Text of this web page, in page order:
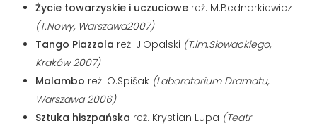
Życie towarzyskie i uczuciowe reż. M.Bednarkiewicz
(T.Nowy, Warszawa2007)
Tango Piazzola reż. J.Opalski (T.im.Słowackiego,
Kraków 2007)
Malambo reż. O.Spišak (Laboratorium Dramatu,
Warszawa 2006)
Sztuka hiszpańska reż. Krystian Lupa (Teatr